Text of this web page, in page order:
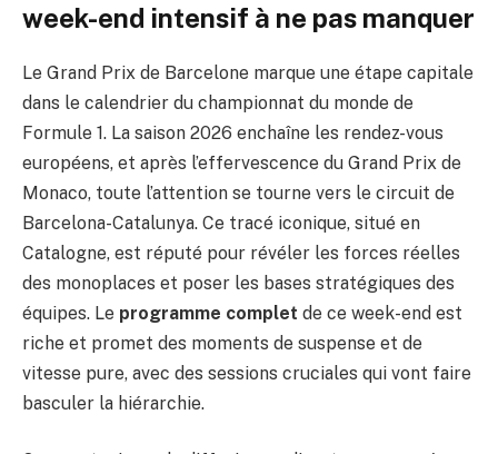
week-end intensif à ne pas manquer
Le Grand Prix de Barcelone marque une étape capitale
dans le calendrier du championnat du monde de
Formule 1. La saison 2026 enchaîne les rendez-vous
européens, et après l’effervescence du Grand Prix de
Monaco, toute l’attention se tourne vers le circuit de
Barcelona-Catalunya. Ce tracé iconique, situé en
Catalogne, est réputé pour révéler les forces réelles
des monoplaces et poser les bases stratégiques des
équipes. Le programme complet de ce week-end est
riche et promet des moments de suspense et de
vitesse pure, avec des sessions cruciales qui vont faire
basculer la hiérarchie.